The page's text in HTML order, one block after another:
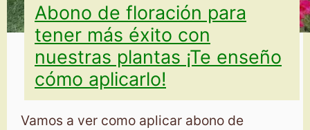
Abono de floración para
tener más éxito con
nuestras plantas ¡Te enseño
cómo aplicarlo!
Vamos a ver como aplicar abono de